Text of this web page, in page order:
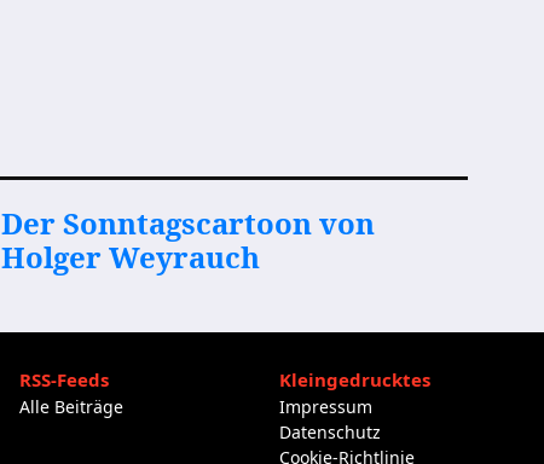
Der Sonntagscartoon von
Holger Weyrauch
RSS-Feeds
Alle Beiträge
Kleingedrucktes
Impressum
Datenschutz
Cookie-Richtlinie